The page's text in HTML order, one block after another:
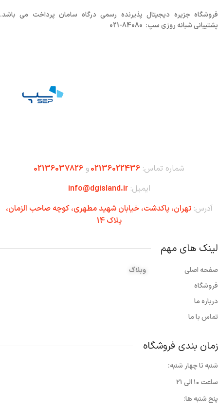
فروشگاهجزیره دیجیتال پذیرنده رسمی درگاه سامان پرداخت می باشد.
پشتیبانی شبانه روزی سپ: 84080-021
شماره تماس: 02136022436و 02136037826
ایمیل:info@dgisland.ir
آدرس:تهران،‌ پاکدشت، خیابان شهید مطهری، کوچه صاحب الزمان،
پلاک 14
لینک های مهم
صفحه اصلی
فروشگاه
درباره ما
تماس با ما
وبلاگ
زمان بندی فروشگاه
شنبه تا چهار شنبه:
ساعت ۱۰ الی ۲۱
پنج شنبه ها: